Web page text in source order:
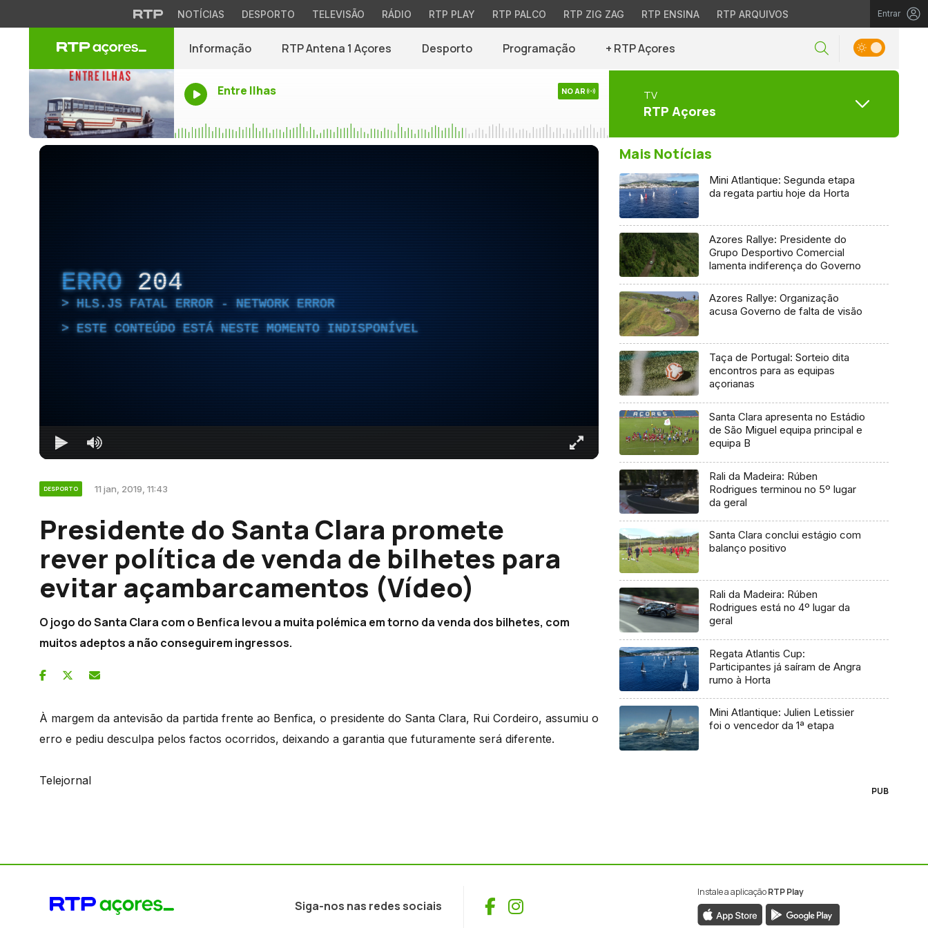
NOTÍCIAS DESPORTO TELEVISÃO RÁDIO RTP PLAY RTP PALCO RTP ZIG ZAG RTP ENSINA RTP ARQUIVOS Entrar
Informação RTP Antena 1 Açores Desporto Programação + RTP Açores
Entre Ilhas NO AR TV
RTP Açores
ERRO 204
HLS.JS FATAL ERROR - NETWORK ERROR
ESTE CONTEÚDO ESTÁ NESTE MOMENTO INDISPONÍVEL
DESPORTO 11 jan, 2019, 11:43
Presidente do Santa Clara promete
rever política de venda de bilhetes para
evitar açambarcamentos (Vídeo)
O jogo do Santa Clara com o Benfica levou a muita polémica em torno da venda dos bilhetes, com
muitos adeptos a não conseguirem ingressos.
À margem da antevisão da partida frente ao Benfica, o presidente do Santa Clara, Rui Cordeiro, assumiu o
erro e pediu desculpa pelos factos ocorridos, deixando a garantia que futuramente será diferente.
Telejornal
Mais Notícias
Mini Atlantique: Segunda etapa
da regata partiu hoje da Horta
Azores Rallye: Presidente do
Grupo Desportivo Comercial
lamenta indiferença do Governo
Azores Rallye: Organização
acusa Governo de falta de visão
Taça de Portugal: Sorteio dita
encontros para as equipas
açorianas
Santa Clara apresenta no Estádio
de São Miguel equipa principal e
equipa B
Rali da Madeira: Rúben
Rodrigues terminou no 5º lugar
da geral
Santa Clara conclui estágio com
balanço positivo
Rali da Madeira: Rúben
Rodrigues está no 4º lugar da
geral
Regata Atlantis Cup:
Participantes já saíram de Angra
rumo à Horta
Mini Atlantique: Julien Letissier
foi o vencedor da 1ª etapa
PUB
Siga-nos nas redes sociais Facebook
Instagram
Instale a aplicaçãoRTP Play